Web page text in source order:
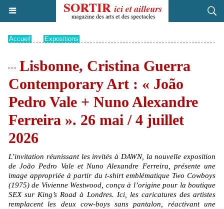
Accueil Expositions
Lisbonne, Cristina Guerra
Contemporary Art : « João
Pedro Vale + Nuno Alexandre
Ferreira ». 26 mai / 4 juillet
2026
L’invitation réunissant les invités à DAWN, la nouvelle exposition
de João Pedro Vale et Nuno Alexandre Ferreira, présente une
image appropriée à partir du t-shirt emblématique Two Cowboys
(1975) de Vivienne Westwood, conçu à l’origine pour la boutique
SEX sur King’s Road à Londres. Ici, les caricatures des artistes
remplacent les deux cow-boys sans pantalon, réactivant une